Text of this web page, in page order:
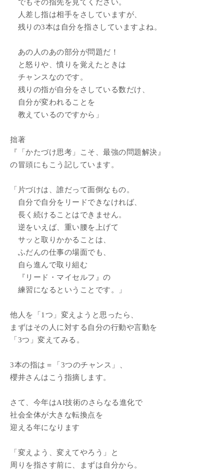
でもその指先を見てください。
人差し指は相手をさしていますが、
残りの3本は自分を指さしていますよね。
あの人のあの部分が問題だ！
と怒りや、憤りを覚えたときは
チャンスなのです。
残りの指が自分をさしている数だけ、
自分が変われることを
教えているのですから」
拙著
『「かたづけ思考」こそ、最強の問題解決』
の冒頭にもこう記しています。
「片づけは、誰だって面倒なもの。
自分で自分をリードできなければ、
長く続けることはできません。
逆をいえば、重い腰を上げて
サッと取りかかることは、
ふだんの仕事の場面でも、
自ら進んで取り組む
『リード・マイセルフ』の
練習になるということです。」
他人を「1つ」変えようと思ったら、
まずはその人に対する自分の行動や言動を
「3つ」変えてみる。
3本の指は＝「3つのチャンス」、
櫻井さんはこう指摘します。
さて、今年はAI技術のさらなる進化で
社会全体が大きな転換点を
迎える年になります
「変えよう、変えてやろう」と
周りを指さす前に、まずは自分から。